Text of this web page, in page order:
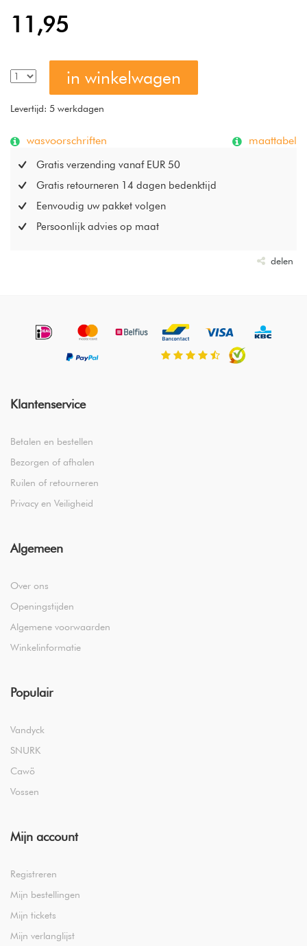
11,95
in winkelwagen
Levertijd: 5 werkdagen
wasvoorschriften maattabel
Gratis verzending vanaf EUR 50
Gratis retourneren 14 dagen bedenktijd
Eenvoudig uw pakket volgen
Persoonlijk advies op maat
delen
Klantenservice
Betalen en bestellen
Bezorgen of afhalen
Ruilen of retourneren
Privacy en Veiligheid
Algemeen
Over ons
Openingstijden
Algemene voorwaarden
Winkelinformatie
Populair
Vandyck
SNURK
Cawö
Vossen
Mijn account
Registreren
Mijn bestellingen
Mijn tickets
Mijn verlanglijst